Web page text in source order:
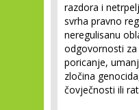
razdora i
svrha pravno
neregulisanu
odgovornosti
poricanje,
zločina
čovječnosti ili